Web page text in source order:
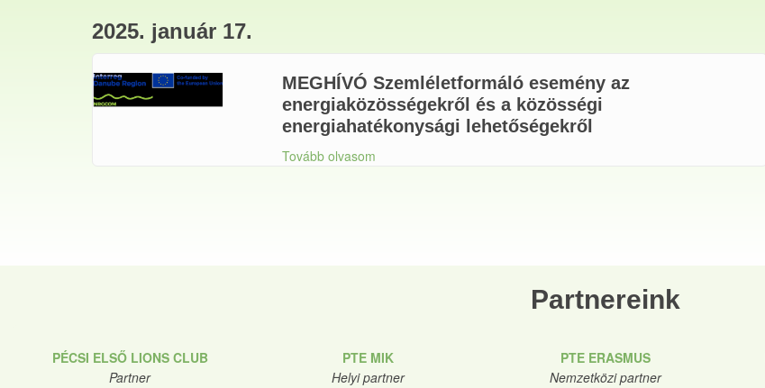
2025. január 17.
MEGHÍVÓ Szemléletformáló esemény az
energiaközösségekről és a közösségi
energiahatékonysági lehetőségekről
Tovább olvasom
Partnereink
PÉCSI ELSŐ LIONS CLUB
Partner
PTE MIK
Helyi partner
PTE ERASMUS
Nemzetközi partner